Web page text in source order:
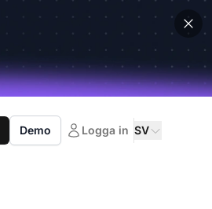
Demo Logga in SV